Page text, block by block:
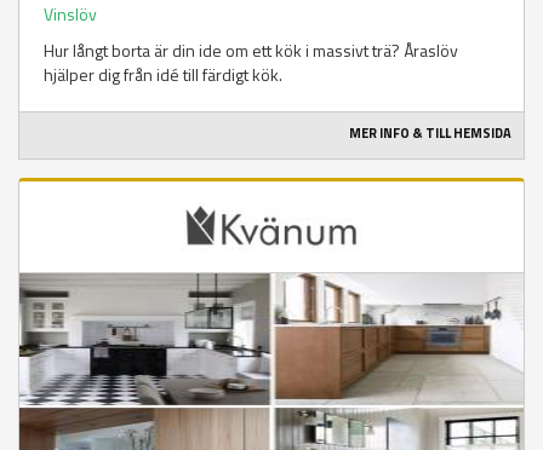
Vinslöv
Hur långt borta är din ide om ett kök i massivt trä? Åraslöv
hjälper dig från idé till färdigt kök.
MER INFO & TILL HEMSIDA